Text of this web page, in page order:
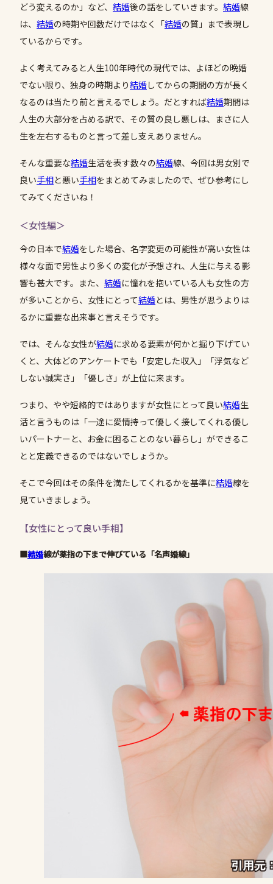
どう変えるのか」など、 結婚後の話をしていきます。 結婚線
は、 結婚の時期や回数だけではなく「結婚の質」まで表現し
ているからです。
よく考えてみると人生100年時代の現代では、よほどの晩婚
でない限り、独身の時期より結婚してからの期間の方が長く
なるのは当たり前と言えるでしょう。だとすれば結婚期間は
人生の大部分を占める訳で、その質の良し悪しは、まさに人
生を左右するものと言って差し支えありません。
そんな重要な結婚生活を表す数々の結婚線、今回は男女別で
良い手相と悪い手相をまとめてみましたので、ぜひ参考にし
てみてくださいね！
＜女性編＞
今の日本で結婚をした場合、名字変更の可能性が高い女性は
様々な面で男性より多くの変化が予想され、人生に与える影
響も甚大です。また、 結婚に憧れを抱いている人も女性の方
が多いことから、女性にとって結婚とは、男性が思うよりは
るかに重要な出来事と言えそうです。
では、そんな女性が結婚に求める要素が何かと掘り下げてい
くと、大体どのアンケートでも「安定した収入」「浮気など
しない誠実さ」「優しさ」が上位に来ます。
つまり、やや短絡的ではありますが女性にとって良い結婚生
活と言うものは「一途に愛情持って優しく接してくれる優し
いパートナーと、お金に困ることのない暮らし」ができるこ
とと定義できるのではないでしょうか。
そこで今回はその条件を満たしてくれるかを基準に結婚線を
見ていきましょう。
【女性にとって良い手相】
■結婚線が薬指の下まで伸びている「名声婚線」